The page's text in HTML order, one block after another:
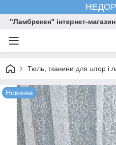
"Ламбрекен" інтернет-
Тюль, тканини для штор і
Новинка